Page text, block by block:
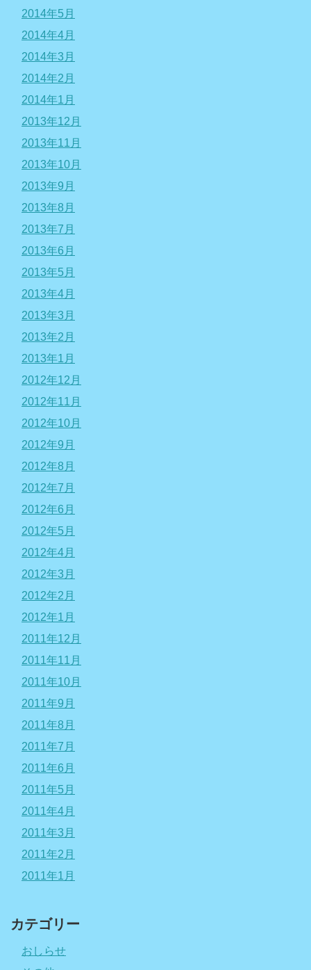
2014年5月
2014年4月
2014年3月
2014年2月
2014年1月
2013年12月
2013年11月
2013年10月
2013年9月
2013年8月
2013年7月
2013年6月
2013年5月
2013年4月
2013年3月
2013年2月
2013年1月
2012年12月
2012年11月
2012年10月
2012年9月
2012年8月
2012年7月
2012年6月
2012年5月
2012年4月
2012年3月
2012年2月
2012年1月
2011年12月
2011年11月
2011年10月
2011年9月
2011年8月
2011年7月
2011年6月
2011年5月
2011年4月
2011年3月
2011年2月
2011年1月
カテゴリー
おしらせ